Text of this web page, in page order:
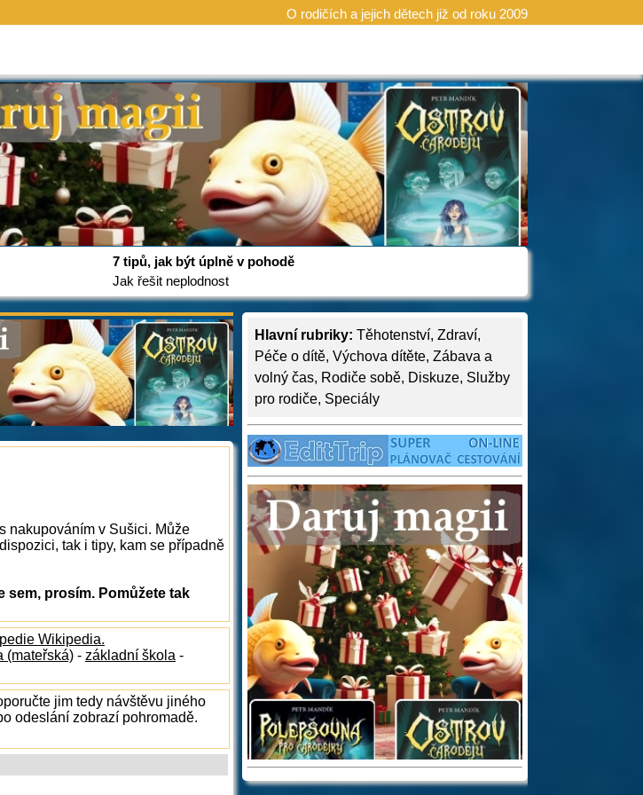
O rodičích a jejich dětech již od roku 2009
7 tipů, jak být úplně v pohodě
Jak řešit neplodnost
Hlavní rubriky: Těhotenství, Zdraví,
Péče o dítě, Výchova dítěte, Zábava a
volný čas, Rodiče sobě, Diskuze, Služby
pro rodiče, Speciály
nakupováním v Sušici. Může
tak i tipy, kam se případně
sem, prosím. Pomůžete tak
Wikipedia.
(mateřská) - základní škola -
jim tedy návštěvu jiného
odeslání zobrazí pohromadě.